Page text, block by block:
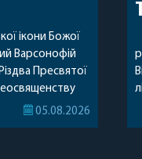
ікони Божої
Варсонофій
Пресвятої
духовенство
05.08.2026